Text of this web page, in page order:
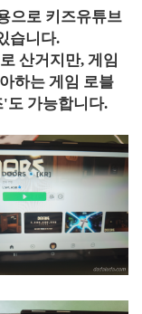
으로 키즈유튜브
습니다.
산거지만, 게임
하는 게임 로블
도 가능합니다.